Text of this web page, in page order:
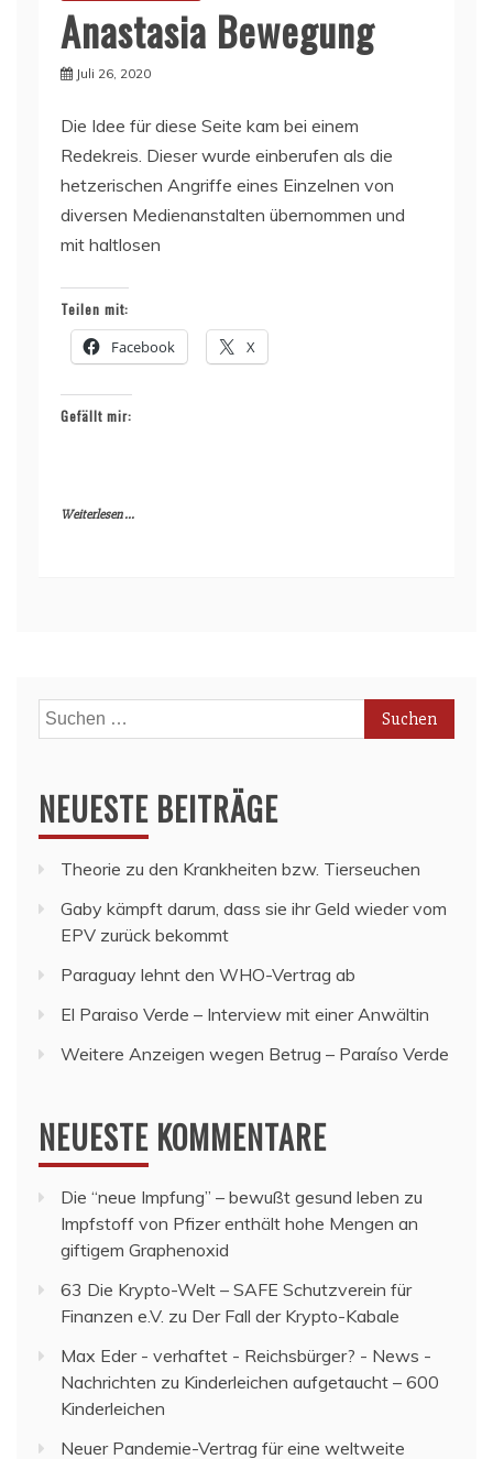
Anastasia Bewegung
Juli 26, 2020
Die Idee für diese Seite kam bei einem
Redekreis. Dieser wurde einberufen als die
hetzerischen Angriffe eines Einzelnen von
diversen Medienanstalten übernommen und
mit haltlosen
Teilen mit:
Facebook X
Gefällt mir:
Weiterlesen ...
Suchen
nach:
NEUESTE BEITRÄGE
Theorie zu den Krankheiten bzw. Tierseuchen
Gaby kämpft darum, dass sie ihr Geld wieder vom
EPV zurück bekommt
Paraguay lehnt den WHO-Vertrag ab
El Paraiso Verde – Interview mit einer Anwältin
Weitere Anzeigen wegen Betrug – Paraíso Verde
NEUESTE KOMMENTARE
Die “neue Impfung” – bewußt gesund leben zu
Impfstoff von Pfizer enthält hohe Mengen an
giftigem Graphenoxid
63 Die Krypto-Welt – SAFE Schutzverein für
Finanzen e.V. zu Der Fall der Krypto-Kabale
Max Eder - verhaftet - Reichsbürger? - News -
Nachrichten zu Kinderleichen aufgetaucht – 600
Kinderleichen
Neuer Pandemie-Vertrag für eine weltweite